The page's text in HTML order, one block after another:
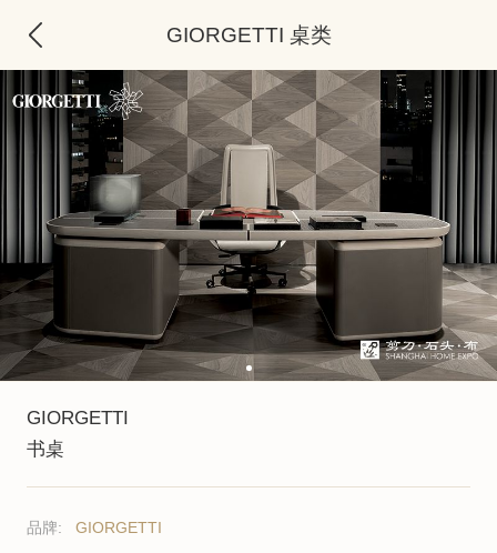
GIORGETTI 桌类
GIORGETTI
书桌
品牌: GIORGETTI